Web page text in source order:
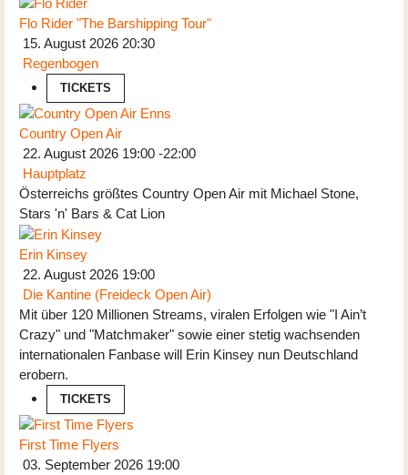
Flo Rider "The Barshipping Tour"
15. August 2026 20:30
Regenbogen
TICKETS
Country Open Air
22. August 2026 19:00 -22:00
Hauptplatz
Österreichs größtes Country Open Air mit Michael Stone,
Stars 'n' Bars & Cat Lion
Erin Kinsey
22. August 2026 19:00
Die Kantine (Freideck Open Air)
Mit über 120 Millionen Streams, viralen Erfolgen wie "I Ain’t
Crazy" und "Matchmaker" sowie einer stetig wachsenden
internationalen Fanbase will Erin Kinsey nun Deutschland
erobern.
TICKETS
First Time Flyers
03. September 2026 19:00